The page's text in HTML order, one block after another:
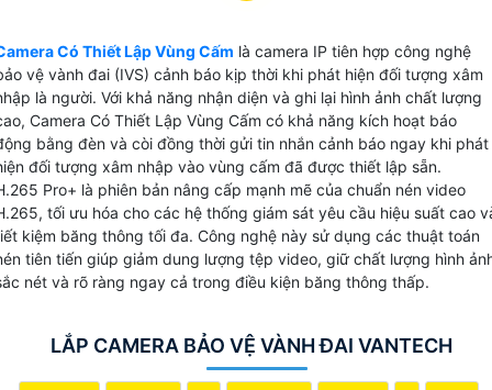
có khả năng nhận diện và cảnh báo đối tượng xâm
vùng cấm một cách chính xác nhất giúp tăng cường
ninh và giám sát hiệu quả.
Có Thiết Lập Vùng Cấm là camera IP tiên hợp công nghệ
vệ vành đai (IVS) cảnh báo kịp thời khi phát hiện đối tượng xâm
là người. Với khả năng nhận diện và ghi lại hình ảnh chất lượng
Camera Có Thiết Lập Vùng Cấm có khả năng kích hoạt báo
bằng đèn và còi đồng thời gửi tin nhắn cảnh báo ngay khi phát
đối tượng xâm nhập vào vùng cấm đã được thiết lập sẵn.
Pro+ là phiên bản nâng cấp mạnh mẽ của chuẩn nén video
tối ưu hóa cho các hệ thống giám sát yêu cầu hiệu suất cao
kiệm băng thông tối đa. Công nghệ này sử dụng các thuật toán
tiên tiến giúp giảm dung lượng tệp video, giữ chất lượng hình
nét và rõ ràng ngay cả trong điều kiện băng thông thấp.
LẮP CAMERA BẢO VỆ VÀNH ĐAI VANTECH